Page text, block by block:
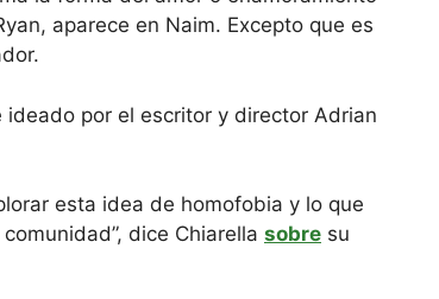
aparece en Naim. Excepto que es
por el escritor y director Adrian
esta idea de homofobia y lo que
dice Chiarella sobre su